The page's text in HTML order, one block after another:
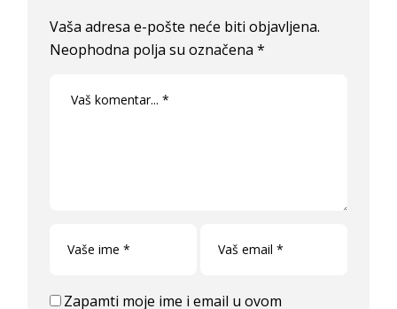
Vaša adresa e-pošte neće biti objavljena.
Neophodna polja su označena*
Zapamti moje ime i email u ovom